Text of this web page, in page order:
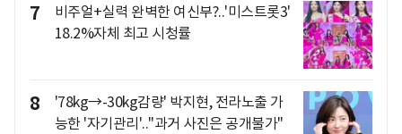
7
비주얼+실력 완벽한 여신부?..'미스트롯3'
18.2%자체 최고 시청률
8
'78kg→-30kg감량' 박지현, 전라노출 가
능한 '자기관리'.."과거 사진은 공개불가"